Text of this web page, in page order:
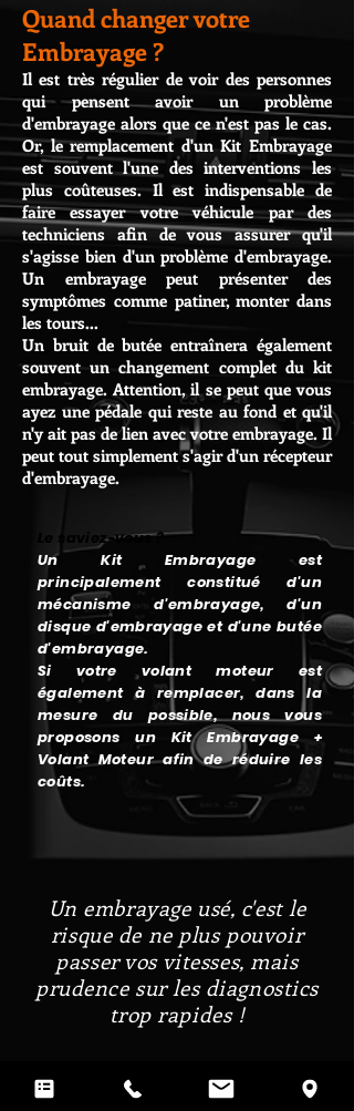
Quand changer votre
Embrayage ?
Il est très régulier de voir des personnes
qui pensent avoir un problème
d'embrayage alors que ce n'est pas le cas.
Or, le remplacement d'un Kit Embrayage
est souvent l'une des interventions les
plus coûteuses. Il est indispensable de
faire essayer votre véhicule par des
techniciens afin de vous assurer qu'il
s'agisse bien d'un problème d'embrayage.
Un embrayage peut présenter des
symptômes comme patiner, monter dans
les tours...
Un bruit de butée entraînera également
souvent un changement completdu kit
embrayage. Attention, il se peut que vous
ayez une pédale qui reste au fond et qu'il
n'y ait pas de lien avec votre embrayage. Il
peut tout simplement s'agir d'un récepteur
d'embrayage.
Le saviez-vous ?
Un Kit Embrayage est
principalement constitué d'un
mécanisme d'embrayage, d'un
disque d'embrayage et d'une butée
d'embrayage.
Si votre volant moteur est
également à remplacer, dans la
mesure du possible, nous vous
proposons un Kit Embrayage +
Volant Moteur afin de réduire les
coûts.
Un embrayage usé, c'est le
risque de ne plus pouvoir
passer vos vitesses, mais
prudence sur les diagnostics
trop rapides !
Prendre Contact...